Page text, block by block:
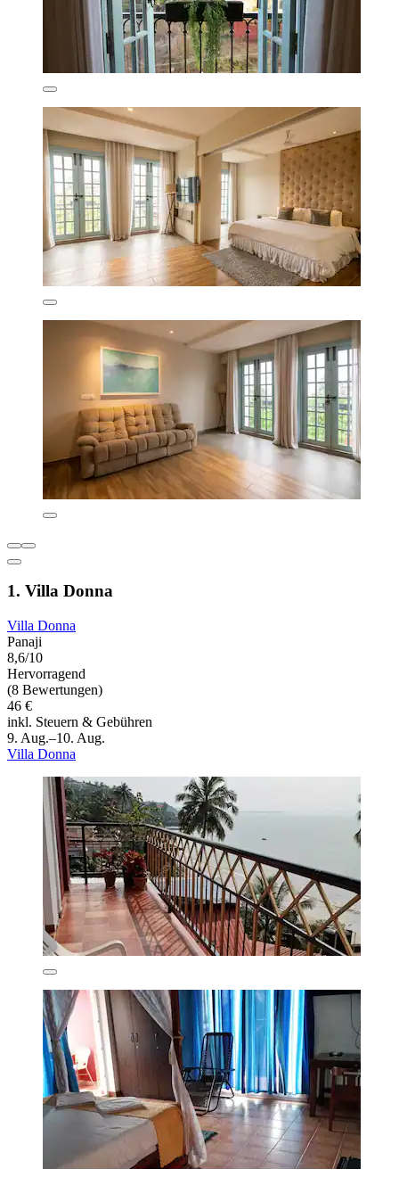
1. Villa Donna
Villa Donna
Panaji
8,6/10
Hervorragend
(8 Bewertungen)
46 €
inkl. Steuern & Gebühren
9. Aug.–10. Aug.
Villa Donna